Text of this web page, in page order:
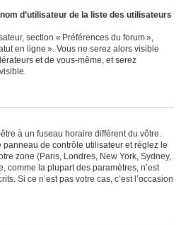
d’utilisateur de la liste des utilisateurs
section « Préférences du forum »,
en ligne ». Vous ne serez alors visible
et de vous-même, et serez
à un fuseau horaire différent du vôtre.
panneau de contrôle utilisateur et réglez le
zone (Paris, Londres, New York, Sydney,
comme la plupart des paramètres, n’est
Si ce n’est pas votre cas, c’est l’occasion